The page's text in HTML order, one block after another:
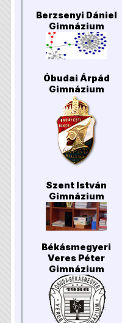
Berzsenyi Dániel
Gimnázium
Óbudai Árpád
Gimnázium
Szent István
Gimnázium
Békásmegyeri
Veres Péter
Gimnázium